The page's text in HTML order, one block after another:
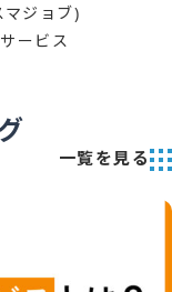
マジョブ)
ービス
一覧を見る